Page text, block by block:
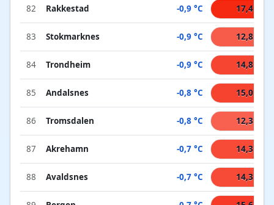
82 Rakkestad -0,9 °C 17,4 °C
83 Stokmarknes -0,9 °C 12,8 °C
84 Trondheim -0,9 °C 14,8 °C
85 Andalsnes -0,8 °C 15,0 °C
86 Tromsdalen -0,8 °C 12,3 °C
87 Akrehamn -0,7 °C 14,3 °C
88 Avaldsnes -0,7 °C 14,3 °C